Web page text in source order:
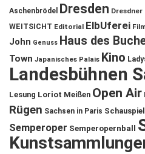
Aschenbrödel
Dresden
WEITSICHT Editorial ElbUferei
John Genuss Haus des
Town Japanisches Palais Kino
Landesbühnen
Lesung Loriot Meißen Open Air
Rügen Sachsen in Paris
Semperoper Semperopernball